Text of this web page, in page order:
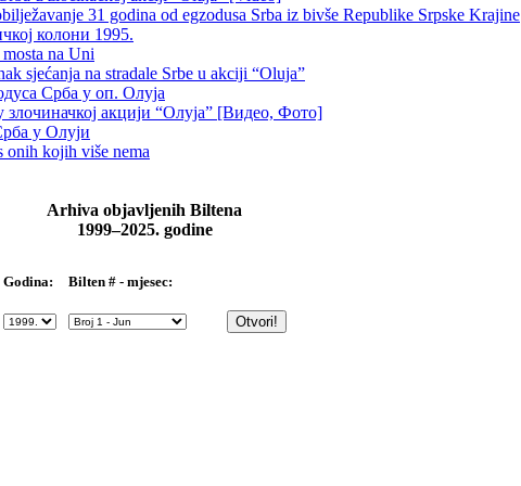
31 godina od egzodusa Srba iz bivše Republike Srpske Krajine
колони 1995.
na Uni
sjećanja na stradale Srbe u akciji “Oluja”
Срба у оп. Олуја
акцији “Олуја” [Видео, Фото]
у Олуји
onih kojih više nema
Arhiva objavljenih Biltena
1999–2025. godine
Godina: Bilten # - mjesec: